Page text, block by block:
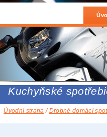
Kuchyňské
Úvodní strana /Drobné domácí